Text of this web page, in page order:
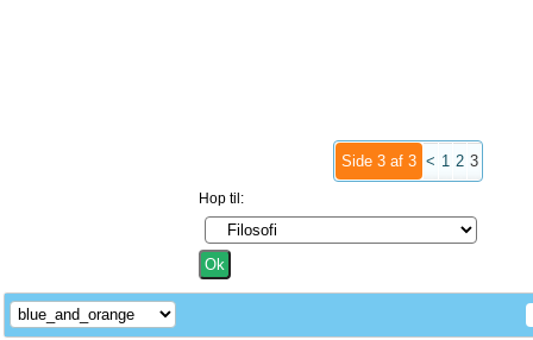
Side 3 af 3 < 1 2 3
Hop til: